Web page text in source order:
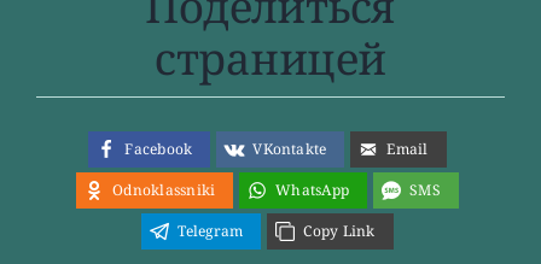
страницей
Facebook VKontakte
Email
Odnoklassniki
WhatsApp
SMS
Telegram
Copy Link